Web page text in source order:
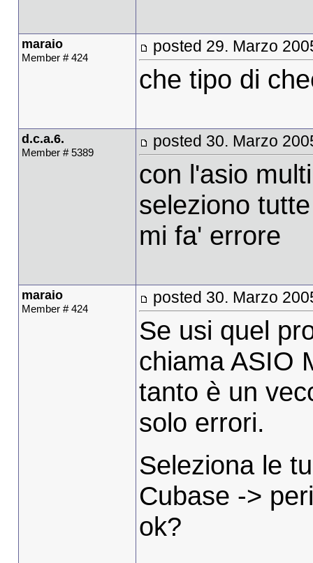
maraio
Member # 424
posted 29. Marzo
che tipo di
d.c.a.6.
Member # 5389
posted 30. Marzo
con l'asio
seleziono
mi fa' errore
maraio
Member # 424
posted 30. Marzo
Se usi quel
chiama ASIO
tanto è un
solo errori.
Seleziona le
Cubase ->
ok?